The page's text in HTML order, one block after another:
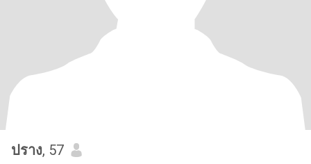
ปราง, 57